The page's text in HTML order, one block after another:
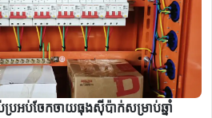
ប្រអប់ចែកចាយធុងស៊ីប៉ាក់សម្រាប់ឆ្នាំ